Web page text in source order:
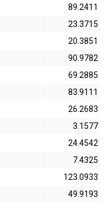
89.2411
23.3715
20.3851
90.9782
69.2885
83.9111
26.2683
3.1577
24.4542
7.4325
123.0933
49.9193